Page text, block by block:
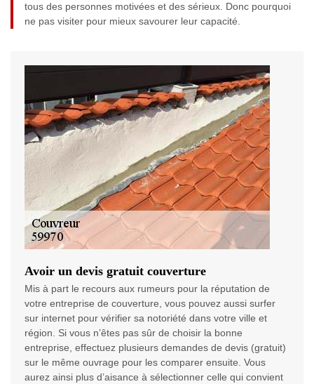
tous des personnes motivées et des sérieux. Donc pourquoi
ne pas visiter pour mieux savourer leur capacité.
Avoir un devis gratuit couverture
Mis à part le recours aux rumeurs pour la réputation de
votre entreprise de couverture, vous pouvez aussi surfer
sur internet pour vérifier sa notoriété dans votre ville et
région. Si vous n’êtes pas sûr de choisir la bonne
entreprise, effectuez plusieurs demandes de devis (gratuit)
sur le même ouvrage pour les comparer ensuite. Vous
aurez ainsi plus d’aisance à sélectionner celle qui convient